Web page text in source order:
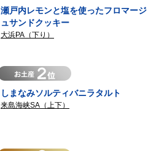
瀬戸内レモンと塩を使ったフロマージ
ュサンドクッキー
大浜PA（下り）
しまなみソルティバニラタルト
来島海峡SA（上下）